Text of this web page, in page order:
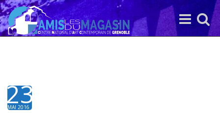
Toggle
search
Toggle
navigation
23
MAI 2016